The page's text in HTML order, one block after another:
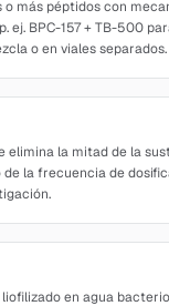
o más péptidos con
ej. BPC-157 + TB-500
o en viales separados.
elimina la mitad de la
la frecuencia de
en agua